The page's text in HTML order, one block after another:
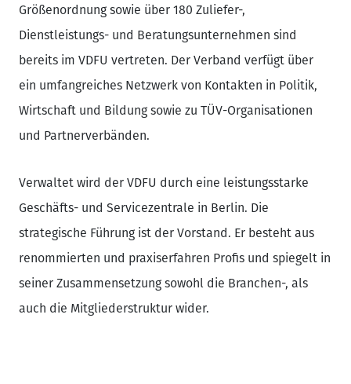
Größenordnung sowie über 180 Zuliefer-,
Dienstleistungs- und Beratungsunternehmen sind
bereits im VDFU vertreten. Der Verband verfügt über
ein umfangreiches Netzwerk von Kontakten in Politik,
Wirtschaft und Bildung sowie zu TÜV-Organisationen
und Partnerverbänden.
Verwaltet wird der VDFU durch eine leistungsstarke
Geschäfts- und Servicezentrale in Berlin. Die
strategische Führung ist der Vorstand. Er besteht aus
renommierten und praxiserfahren Profis und spiegelt in
seiner Zusammensetzung sowohl die Branchen-, als
auch die Mitgliederstruktur wider.